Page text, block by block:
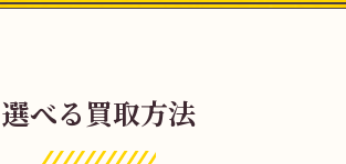
選べる買取方法